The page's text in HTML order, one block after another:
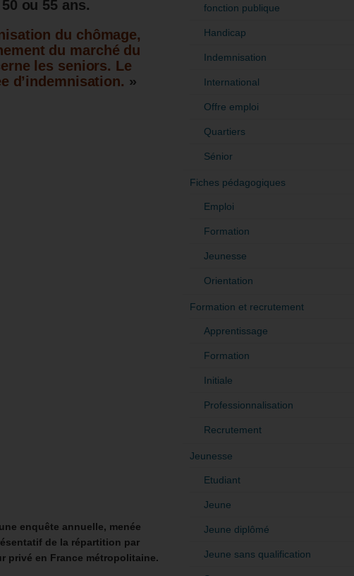
ou 55 ans.
du chômage,
du marché du
les seniors. Le
d’indemnisation. »
enquête annuelle, menée
de la répartition par
privé en France métropolitaine.
fonction publique
Handicap
Indemnisation
International
Offre emploi
Quartiers
Sénior
Fiches pédagogiques
Emploi
Formation
Jeunesse
Orientation
Formation et recrutement
Apprentissage
Formation
Initiale
Professionnalisation
Recrutement
Jeunesse
Etudiant
Jeune
Jeune diplômé
Jeune sans qualification